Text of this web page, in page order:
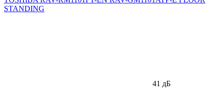
STANDING
41 дБ